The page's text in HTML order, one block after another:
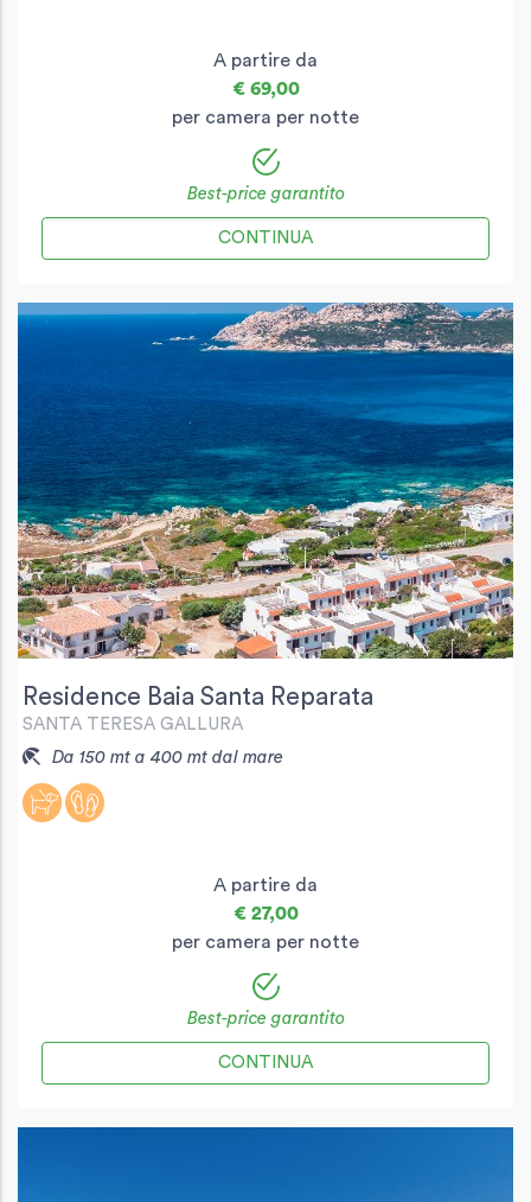
A partire da
€ 69,00
per camera per notte
Best-price garantito
CONTINUA
Residence Baia Santa Reparata
SANTA TERESA GALLURA
Da 150 mt a 400 mt dal mare
A partire da
€ 27,00
per camera per notte
Best-price garantito
CONTINUA